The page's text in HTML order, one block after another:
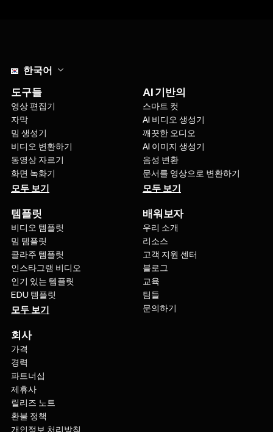
한국어
도구들
영상 편집기
자막
밈 생성기
비디오 변환하기
동영상 자르기
화면 녹화기
모두 보기
AI 기반의
스마트 컷
AI 비디오 생성기
깨끗한 오디오
AI 이미지 생성기
음성 변환
문서를 영상으로 변환하기
모두 보기
템플릿
비디오 템플릿
밈 템플릿
콜라주 템플릿
인스타그램 비디오
인기 있는 템플릿
EDU 템플릿
모두 보기
배워보자
우리 소개
리소스
고객 지원 센터
블로그
교육
팀들
문의하기
회사
가격
경력
파트너십
제휴사
릴리즈 노트
환불 정책